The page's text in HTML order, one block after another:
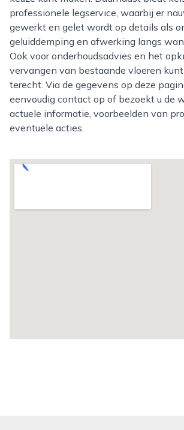
professionele legservice, waarbij er
gewerkt en gelet wordt op details als
geluiddemping en afwerking langs
Ook voor onderhoudsadvies en het
vervangen van bestaande vloeren
terecht. Via de gegevens op deze
eenvoudig contact op of bezoekt u de
actuele informatie, voorbeelden van
eventuele acties.